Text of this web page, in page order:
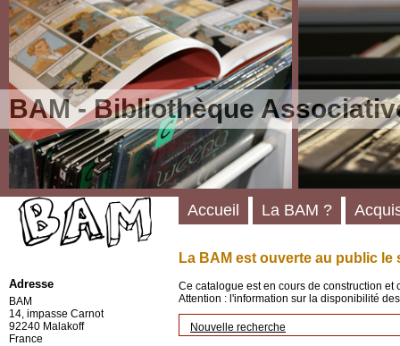
BAM - Bibliothèque
La BAM est ouverte au public le
Ce catalogue est en cours de construction
Attention : l'information sur la disponibilité
Nouvelle recherche
Accueil La BAM ?
Adresse
BAM
14, impasse Carnot
92240 Malakoff
France